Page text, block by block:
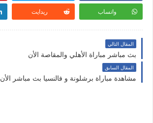
واتساب ريدايت
المقال التالي
بث مباشر مباراة الأهلي والمقاصة الأن
المقال السابق
مشاهدة مباراة برشلونة و فالنسيا بث مباشر الأن